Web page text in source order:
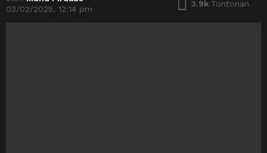
03/02/2025, 12:14 pm
3.9k Tontonan